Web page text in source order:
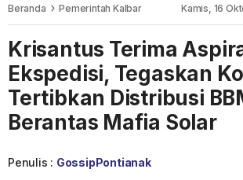
Beranda Pemerintah Kalbar Kamis, 16
Krisantus Terima
Ekspedisi, Tegaskan
Tertibkan Distribusi
Berantas Mafia Solar
Penulis : GossipPontianak